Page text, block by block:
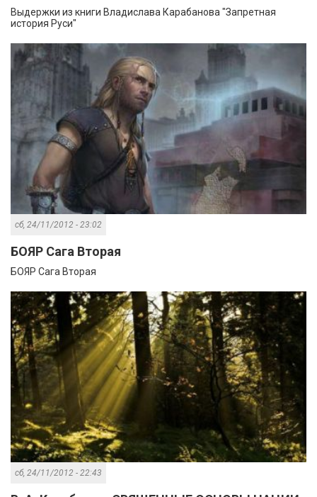
Выдержки из книги Владислава Карабанова "Запретная
история Руси"
сб, 24/11/2012 - 23:02
БОЯР Сага Вторая
БОЯР Сага Вторая
сб, 24/11/2012 - 22:43